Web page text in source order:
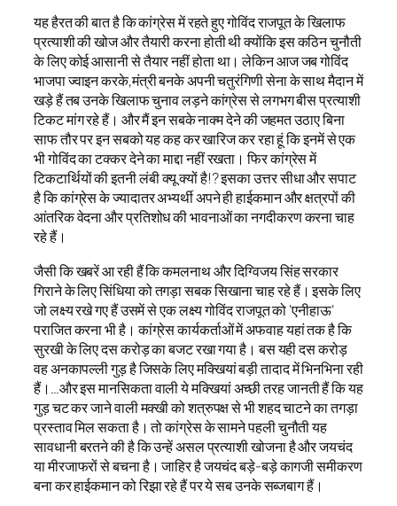
यह हैरत की बात है कि कांग्रेस में रहते हुए गोविंद राजपूत के खिलाफ
प्रत्याशी की खोज और तैयारी करना होती थी क्योंकि इस कठिन चुनौती
के लिए कोई आसानी से तैयार नहीं होता था। लेकिन आज जब गोविंद
भाजपा ज्वाइन करके,मंत्री बनके अपनी चतुरंगिणी सेना के साथ मैदान में
खड़े हैं तब उनके खिलाफ चुनाव लड़ने कांग्रेस से लगभग बीस प्रत्याशी
टिकट मांग रहे हैं। और मैं इन सबके नाक्म देने की जहमत उठाए बिना
साफ तौर पर इन सबको यह कह कर खारिज कर रहा हूं कि इनमें से एक
भी गोविंद का टक्कर देने का माद्दा नहीं रखता। फिर कांग्रेस में
टिकटार्थियों की इतनी लंबी क्यू क्यों है!? इसका उत्तर सीधा और सपाट
है कि कांग्रेस के ज्यादातर अभ्यर्थी अपने ही हाईकमान और क्षत्रपों की
आंतरिक वेदना और प्रतिशोध की भावनाओं का नगदीकरण करना चाह
रहे हैं।
जैसी कि खबरें आ रही हैं कि कमलनाथ और दिग्विजय सिंह सरकार
गिराने के लिए सिंधिया को तगड़ा सबक सिखाना चाह रहे हैं। इसके लिए
जो लक्ष्य रखे गए हैं उसमें से एक लक्ष्य गोविंद राजपूत को ‘एनीहाऊ’
पराजित करना भी है। कांग्रेस कार्यकर्ताओं में अफवाह यहां तक है कि
सुरखी के लिए दस करोड़ का बजट रखा गया है। बस यही दस करोड़
वह अनकापल्ली गुड़ है जिसके लिए मक्खियां बड़ी तादाद में भिनभिना रही
हैं।…और इस मानसिकता वाली ये मक्खियां अच्छी तरह जानती हैं कि यह
गुड़ चट कर जाने वाली मक्खी को शत्रुपक्ष से भी शहद चाटने का तगड़ा
प्रस्ताव मिल सकता है। तो कांग्रेस के सामने पहली चुनौती यह
सावधानी बरतने की है कि उन्हें असल प्रत्याशी खोजना है और जयचंद
या मीरजाफरों से बचना है। जाहिर है जयचंद बड़े-बड़े कागजी समीकरण
बना कर हाईकमान को रिझा रहे हैं पर ये सब उनके सब्जबाग हैं।